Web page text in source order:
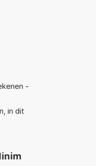
-
in dit